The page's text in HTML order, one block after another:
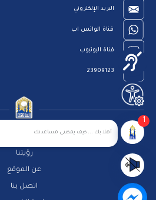
البريد الإلكتروني
قناة الواتس اب
قناة اليوتيوب
23909123
رؤيتنا
عن الموقع
اتصل بنا
أهلا بك ... كيف يمكننى مساعدتك
1